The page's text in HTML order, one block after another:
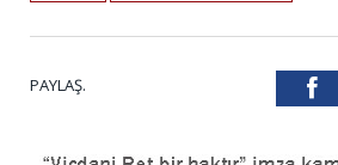
PAYLAŞ.